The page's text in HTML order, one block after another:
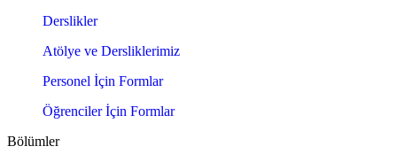
Derslikler
Atölye ve Dersliklerimiz
Personel İçin Formlar
Öğrenciler İçin Formlar
Bölümler